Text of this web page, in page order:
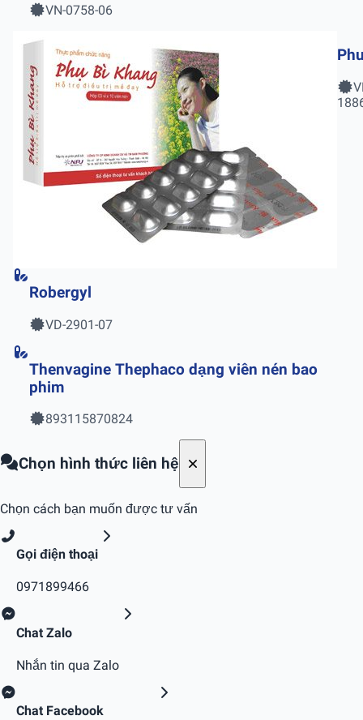
VN-0758-06
Robergyl
VD-2901-07
Thenvagine Thephaco dạng viên nén bao
phim
893115870824
Chọn hình thức liên hệ
Chọn cách bạn muốn được tư vấn
Gọi điện thoại
0971899466
Chat Zalo
Nhắn tin qua Zalo
Chat Facebook